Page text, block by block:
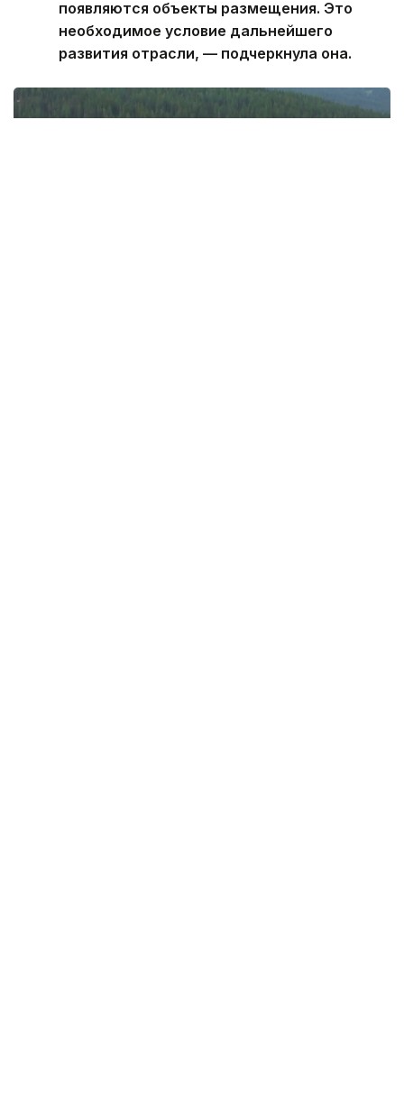
появляются объекты размещения. Это
необходимое условие дальнейшего
развития отрасли, — подчеркнула она.